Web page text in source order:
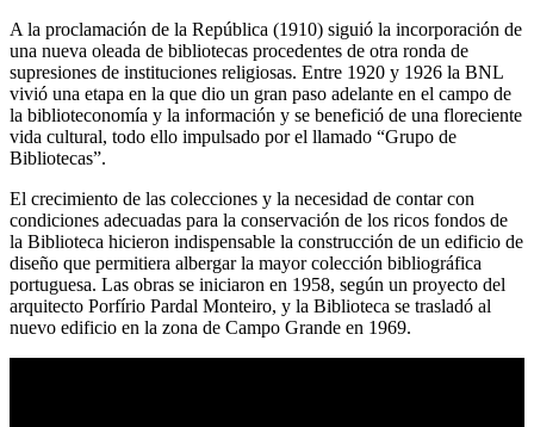
A la proclamación de la República (1910) siguió la incorporación de
una nueva oleada de bibliotecas procedentes de otra ronda de
supresiones de instituciones religiosas. Entre 1920 y 1926 la BNL
vivió una etapa en la que dio un gran paso adelante en el campo de
la biblioteconomía y la información y se benefició de una floreciente
vida cultural, todo ello impulsado por el llamado “Grupo de
Bibliotecas”.
El crecimiento de las colecciones y la necesidad de contar con
condiciones adecuadas para la conservación de los ricos fondos de
la Biblioteca hicieron indispensable la construcción de un edificio de
diseño que permitiera albergar la mayor colección bibliográfica
portuguesa. Las obras se iniciaron en 1958, según un proyecto del
arquitecto Porfírio Pardal Monteiro, y la Biblioteca se trasladó al
nuevo edificio en la zona de Campo Grande en 1969.